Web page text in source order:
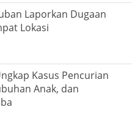
Laporkan Dugaan
Lokasi
Kasus Pencurian
Anak, dan